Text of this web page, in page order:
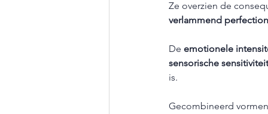
Ze overzien de
verlammend
De emotionele
sensorische sensitiviteit
is.
Gecombineerd